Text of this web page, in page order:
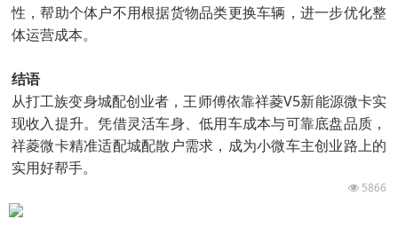
性，帮助个体户不用根据货物品类更换车辆，进一步优化整
体运营成本。
结语
从打工族变身城配创业者，王师傅依靠祥菱V5新能源微卡实
现收入提升。凭借灵活车身、低用车成本与可靠底盘品质，
祥菱微卡精准适配城配散户需求，成为小微车主创业路上的
实用好帮手。
5866